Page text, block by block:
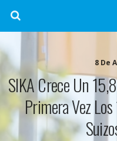
8 De
SIKA Crece Un
Primera Vez